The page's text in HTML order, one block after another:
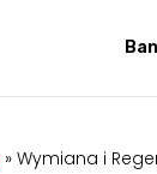
»Wymiana i